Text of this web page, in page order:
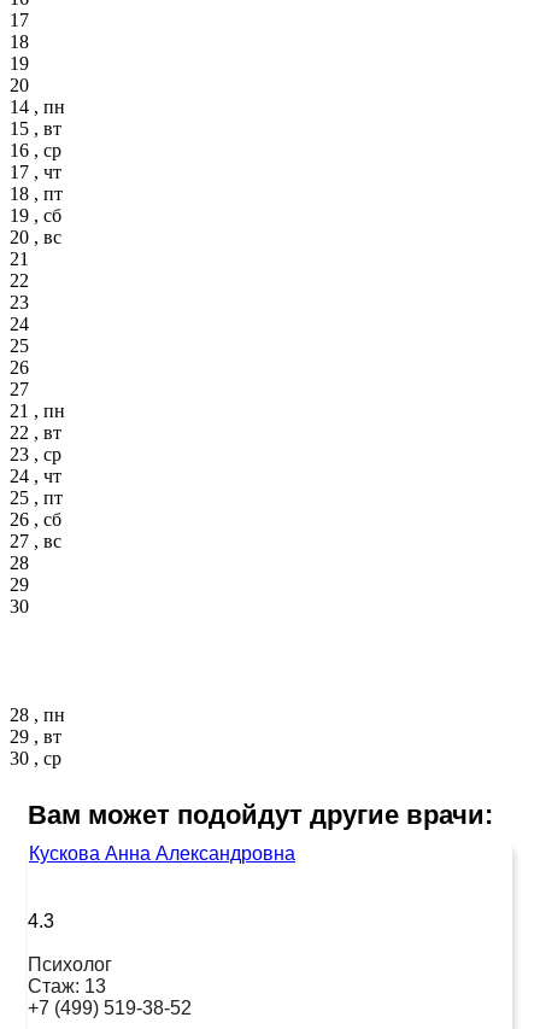
17
18
19
20
14 , пн
15 , вт
16 , ср
17 , чт
18 , пт
19 , сб
20 , вс
21
22
23
24
25
26
27
21 , пн
22 , вт
23 , ср
24 , чт
25 , пт
26 , сб
27 , вс
28
29
30
28 , пн
29 , вт
30 , ср
Вам может подойдут другие врачи:
Кускова Анна Александровна
4.3
Психолог
Стаж: 13
+7 (499) 519-38-52